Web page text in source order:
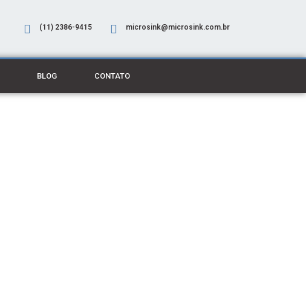
(11) 2386-9415 microsink@microsink.com.br
BLOG CONTATO